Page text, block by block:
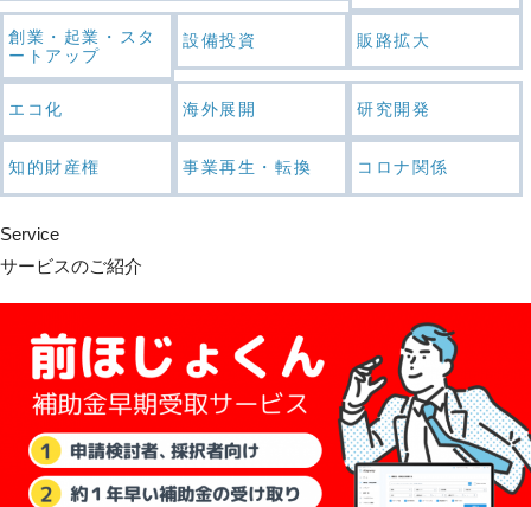
創業・起業・スタ
ートアップ
設備投資 販路拡大
エコ化 海外展開 研究開発
知的財産権 事業再生・転換 コロナ関係
Service
サービスのご紹介